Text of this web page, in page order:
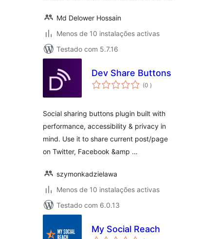
Md Delower Hossain
Menos de 10 instalações activas
Testado com 5.7.16
Dev Share Buttons
(0 classificações
)
Social sharing buttons plugin built with
performance, accessibility & privacy in
mind. Use it to share current post/page
on Twitter, Facebook &amp …
szymonkadzielawa
Menos de 10 instalações activas
Testado com 6.0.13
My Social Reach